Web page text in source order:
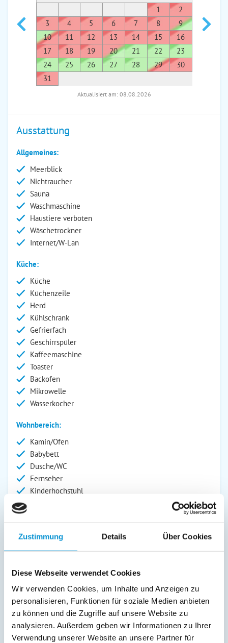
Zustimmung Details Über Cookies
Diese Webseite verwendet Cookies
Wir verwenden Cookies, um Inhalte und Anzeigen zu
personalisieren, Funktionen für soziale Medien anbieten
zu können und die Zugriffe auf unsere Website zu
analysieren. Außerdem geben wir Informationen zu Ihrer
Verwendung unserer Website an unsere Partner für
1
2
3
4 5 6 7 8
9
10
11 12 13 14 15
16
17
18 19 20 21 22
23
24
25 26 27 28 29
30
31
7
Aktualisiert am: 08.08.2026
Ausstattung
Allgemeines:
Meerblick
Nichtraucher
Sauna
Waschmaschine
Haustiere verboten
Wäschetrockner
Internet/W-Lan
Küche:
Küche
Küchenzeile
Herd
Kühlschrank
Gefrierfach
Geschirrspüler
Kaffeemaschine
Toaster
Backofen
Mikrowelle
Wasserkocher
Wohnbereich:
Kamin/Ofen
Babybett
Dusche/WC
Fernseher
Kinderhochstuhl
Außenanlage:
Garten/Liegewiese
Grill
Parkplatz
Grillplatz
Liegen
Terrasse
Service: